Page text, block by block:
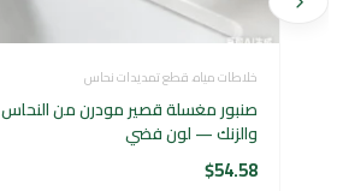
خلاطات مياه، قطع تمديدات نحاس
صنبور مغسلة قصير مودرن من النحاس
والزنك — لون فضي
$54.58